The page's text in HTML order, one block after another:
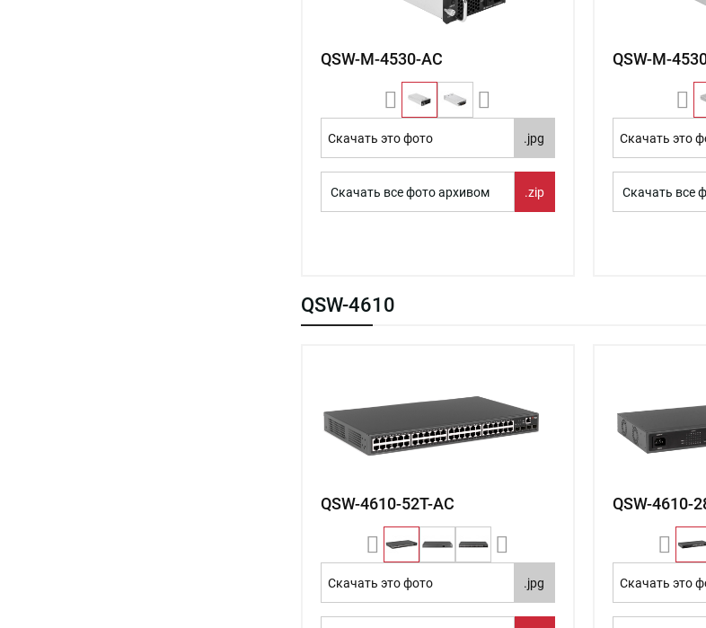
QSW-M-4530-AC
Скачать это фото .jpg
Скачать все фото архивом .zip
QSW-M-
Скачать это
Скачать все
QSW-4610
QSW-4610-52T-AC
Скачать это фото .jpg
QSW-4610-
Скачать это